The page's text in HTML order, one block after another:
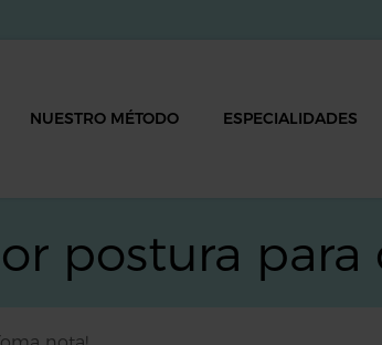
NUESTRO MÉTODO ESPECIALIDADES
postura para